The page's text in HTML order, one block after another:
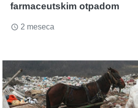
farmaceutskim otpadom
access_time 2 meseca